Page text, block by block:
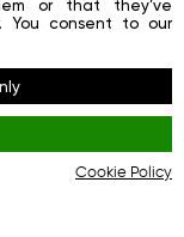
or that they’ve
You consent to our
Cookie Policy